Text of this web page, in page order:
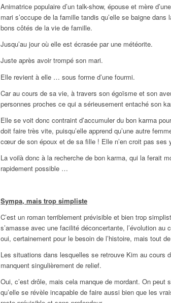
Animatrice populaire d’un talk-show, épouse et mère
mari s’occupe de la famille tandis qu’elle se baigne
bons côtés de la vie de famille.
Jusqu’au jour où elle est écrasée par une météorite.
Juste après avoir trompé son mari.
Elle revient à elle … sous forme d’une fourmi.
Car au cours de sa vie, à travers son égoïsme et son
personnes proches ce qui a sérieusement entaché son
Elle se voit donc contraint d’accumuler du bon karma
doit faire très vite, puisqu’elle apprend qu’une autre
cœur de son époux et de sa fille ! Elle n’en croit pas ses
La voilà donc à la recherche de bon karma, qui la ferait
rapidement possible …
Sympa, mais trop simpliste
C’est un roman terriblement prévisible et bien trop
s’amasse avec une facilité déconcertante, l’évolution
oui, certainement pour le besoin de l’histoire, mais tout
Les situations dans lesquelles se retrouve Kim au cours
manquent singulièrement de relief.
Oui, c’est drôle, mais cela manque de mordant. On peut
qu’elle se révèle incapable de faire aussi bien que les